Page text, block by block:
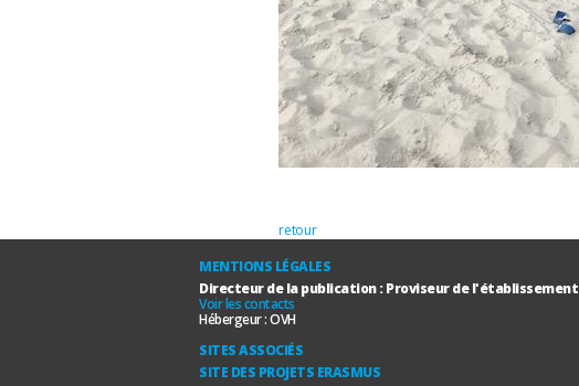
retour
MENTIONS LÉGALES
Directeur de la publication : Proviseur de l'établissement
Voir les contacts
Hébergeur :OVH
SITES ASSOCIÉS
SITE DES PROJETS ERASMUS